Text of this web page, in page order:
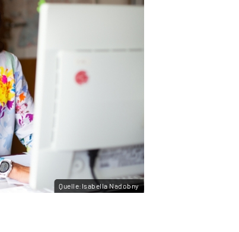
Quelle:Isabella Nadobny